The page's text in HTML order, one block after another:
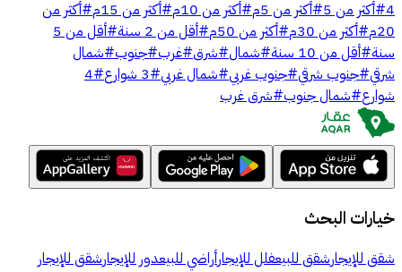
4
#أكثر من 5 #أكثر من 5م #أكثر من 10م #أكثر من 15م #أكثر من
20م #أكثر من 30م #أكثر من 50م #أقل من 2 سنة #
أقل من 5
سنة#أقل من 10 سنة #شمال#شرق#غرب#جنوب#شمال
شرقي#جنوب شرقي#جنوب غربي#شمال غربي#3 شوارع #
4
شوارع#شمال جنوب#شرق غرب
خيارات البحث
شقق للإيجارشقق للبيعفلل للإيجارأراضي للبيعدور للإيجارشقق للإيجار